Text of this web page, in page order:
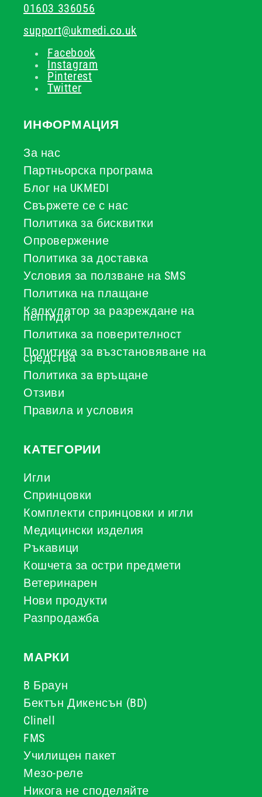
01603 336056
support@ukmedi.co.uk
Facebook
Instagram
Pinterest
Twitter
ИНФОРМАЦИЯ
За нас
Партньорска програма
Блог на UKMEDI
Свържете се с нас
Политика за бисквитки
Опровержение
Политика за доставка
Условия за ползване на SMS
Политика на плащане
Калкулатор за разреждане на
пептиди
Политика за поверителност
Политика за възстановяване на
средства
Политика за връщане
Отзиви
Правила и условия
КАТЕГОРИИ
Игли
Спринцовки
Комплекти спринцовки и игли
Медицински изделия
Ръкавици
Кошчета за остри предмети
Ветеринарен
Нови продукти
Разпродажба
МАРКИ
B Браун
Бектън Дикенсън (BD)
Clinell
FMS
Училищен пакет
Мезо-реле
Никога не споделяйте